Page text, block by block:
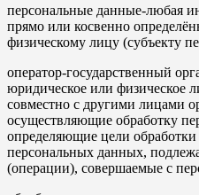
персональные данные-любая
прямо или косвенно
физическому лицу (субъекту
оператор-государственный
юридическое или физическое
совместно с другими лицами
осуществляющие обработку
определяющие цели
персональных данных,
(операции), совершаемые с